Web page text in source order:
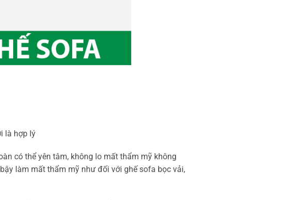
là hợp lý
có thể yên tâm, không lo mất thẩm mỹ không
làm mất thẩm mỹ như đối với ghế sofa bọc vải,